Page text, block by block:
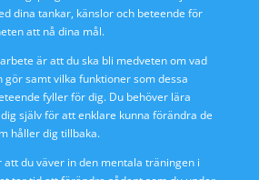
dina tankar, känslor och beteende för
att nå dina mål.
är att du ska bli medveten om vad
gör samt vilka funktioner som dessa
fyller för dig. Du behöver lära
själv för att enklare kunna förändra de
håller dig tillbaka.
att du väver in den mentala träningen i